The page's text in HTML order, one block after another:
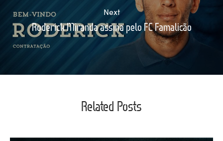
Next
Roderick Miranda assina pelo FC Famalicão
Related Posts